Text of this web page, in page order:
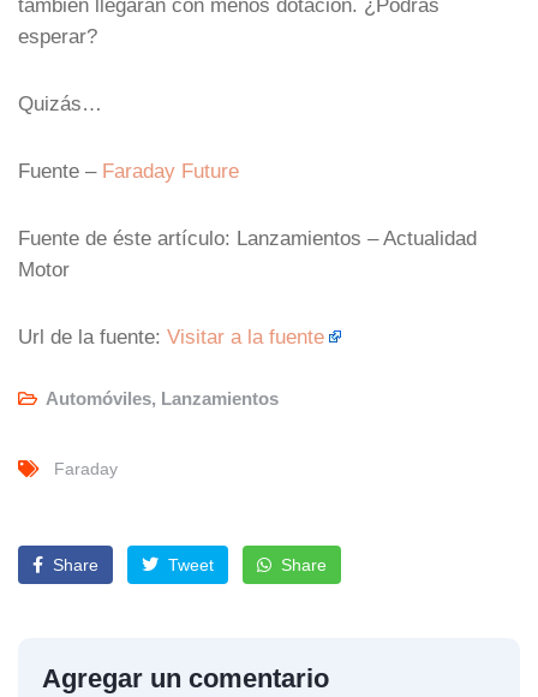
también llegarán con menos dotación. ¿Podrás
esperar?
Quizás…
Fuente – Faraday Future
Fuente de éste artículo: Lanzamientos – Actualidad
Motor
Url de la fuente: Visitar a la fuente
Automóviles, Lanzamientos
Faraday
Share Tweet Share
Agregar un comentario